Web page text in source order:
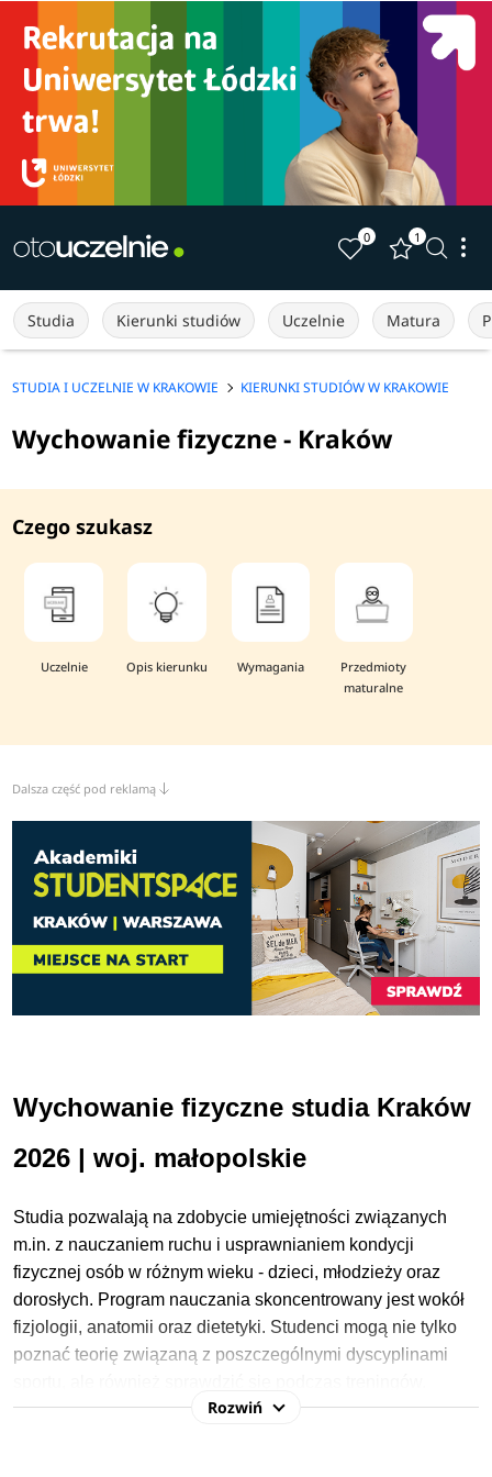
0 1
Studia Kierunki studiów Uczelnie Matura
STUDIA I UCZELNIE W KRAKOWIE KIERUNKI STUDIÓW W KRAKOWIE
Wychowanie fizyczne - Kraków
Czego szukasz
Uczelnie Opis kierunku Wymagania
Przedmioty
maturalne
Dalsza część pod reklamą
Wychowanie fizyczne studia Kraków
2026 | woj. małopolskie
Studia pozwalają na zdobycie umiejętności związanych
m.in. z nauczaniem ruchu i usprawnianiem kondycji
fizycznej osób w różnym wieku - dzieci, młodzieży oraz
dorosłych. Program nauczania skoncentrowany jest wokół
fizjologii, anatomii oraz dietetyki. Studenci mogą nie tylko
poznać teorię związaną z poszczególnymi dyscyplinami
Rozwiń